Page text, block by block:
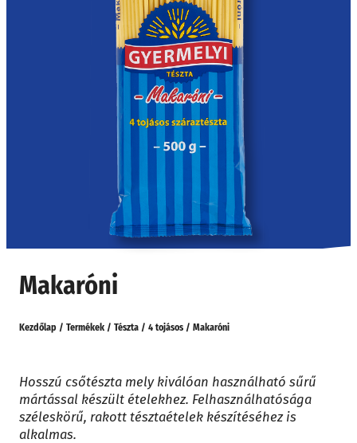
Makaróni
Kezdőlap / Termékek / Tészta / 4 tojásos / Makaróni
Hosszú csőtészta mely kiválóan használható sűrű
mártással készült ételekhez. Felhasználhatósága
széleskörű, rakott tésztaételek készítéséhez is
alkalmas.